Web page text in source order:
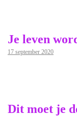
Je leven
17 september 2020
Dit moet je